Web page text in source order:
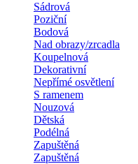
Sádrová
Poziční
Bodová
Nad obrazy/zrcadla
Koupelnová
Dekorativní
Nepřímé osvětlení
S ramenem
Nouzová
Dětská
Podélná
Zapuštěná
Zapuštěná